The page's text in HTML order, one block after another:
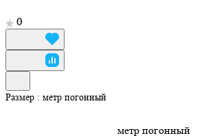
0
Размер : метр погонный
метр погонный